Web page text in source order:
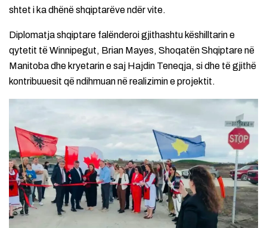
shtet i ka dhënë shqiptarëve ndër vite.
Diplomatja shqiptare falënderoi gjithashtu këshilltarin e
qytetit të Winnipegut, Brian Mayes, Shoqatën Shqiptare në
Manitoba dhe kryetarin e saj Hajdin Teneqja, si dhe të gjithë
kontribuuesit që ndihmuan në realizimin e projektit.